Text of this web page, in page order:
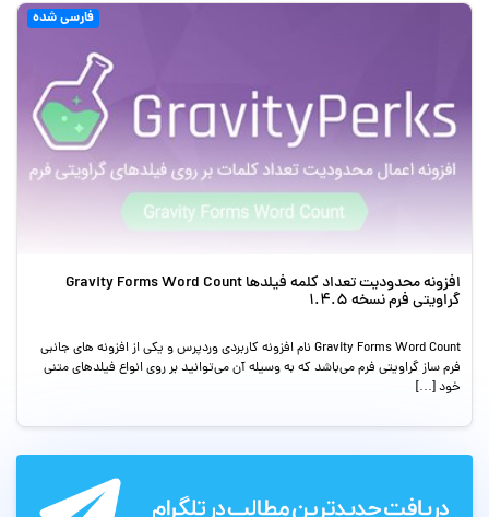
فارسی شده
افزونه محدودیت تعداد کلمه فیلدها Gravity Forms Word Count
گراویتی فرم نسخه 1.4.5
Gravity Forms Word Count نام افزونه کاربردی وردپرس و یکی از افزونه های جانبی
فرم ساز گراویتی فرم می‌باشد که به وسیله آن می‌توانید بر روی انواع فیلدهای متنی
خود […]